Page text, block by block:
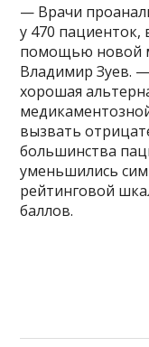
— Врачи
у 470
помощью новой
Владимир Зуев.
хорошая
вызвать
большинства
уменьшились
рейтинговой
баллов.